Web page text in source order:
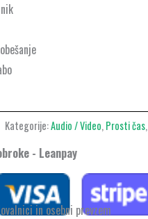
Kategorije:Audio / Video,Prosti čas,
- Leanpay
in osebni prevzem